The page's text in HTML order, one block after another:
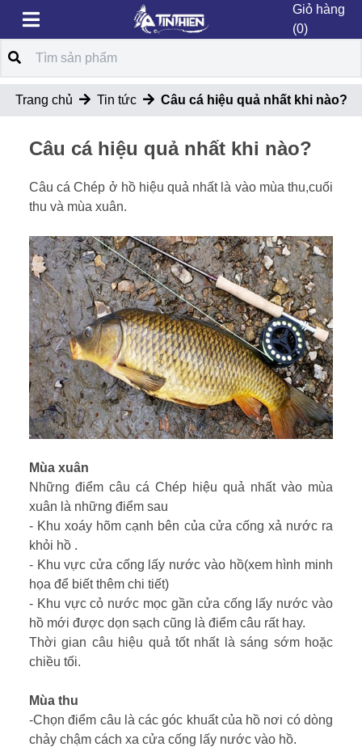
Giỏ hàng
(0)
Trang chủ Tin tức Câu cá hiệu quả nhất khi nào?
Câu cá hiệu quả nhất khi nào?
Câu cá Chép ở hồ hiệu quả nhất là vào mùa thu,cuối
thu và mùa xuân.
Mùa xuân
Những điểm câu cá Chép hiệu quả nhất vào mùa
xuân là những điểm sau
- Khu xoáy hõm cạnh bên của cửa cống xả nước ra
khỏi hồ .
- Khu vực cửa cống lấy nước vào hồ(xem hình minh
họa để biết thêm chi tiết)
- Khu vực cỏ nước mọc gần cửa cống lấy nước vào
hồ mới được dọn sạch cũng là điểm câu rất hay.
Thời gian câu hiệu quả tốt nhất là sáng sớm hoặc
chiều tối.
Mùa thu
-Chọn điểm câu là các góc khuất của hồ nơi có dòng
chảy chậm cách xa cửa cống lấy nước vào hồ.